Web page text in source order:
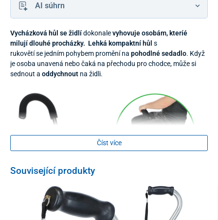
AI súhrn
Vycházková hůl se židlídokonalevyhovuje osobám, kteríé
milují dlouhé procházky. Lehká kompaktní hůl s
rukovětí se jedním pohybem promění na pohodlné sedadlo. Když
je osoba unavená nebo čaká na přechodu pro chodce, může si
sednout a oddychnout na židli.
Číst více
Související produkty